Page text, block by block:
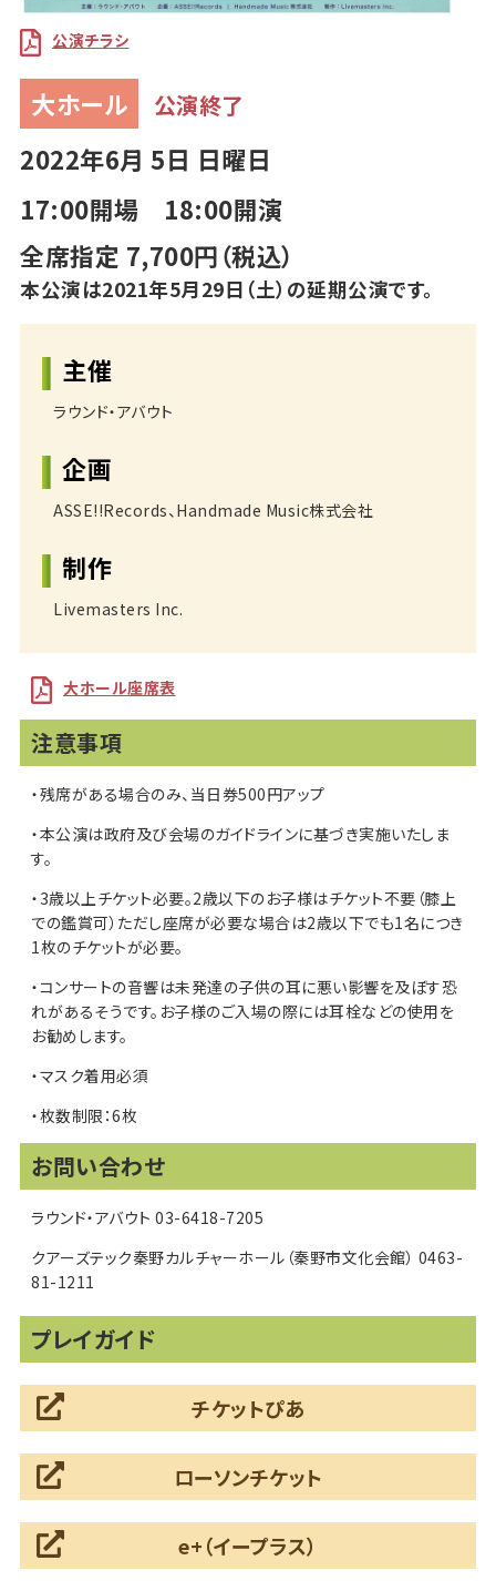
公演チラシ
大ホール 公演終了
2022年6月 5日 日曜日
17:00開場 18:00開演
全席指定 7,700円（税込）
本公演は2021年5月29日（土）の延期公演です。
主催
ラウンド・アバウト
企画
ASSE!!Records、Handmade Music株式会社
制作
Livemasters Inc.
大ホール座席表
注意事項
・残席がある場合のみ、当日券500円アップ
・本公演は政府及び会場のガイドラインに基づき実施いたしま
す。
・3歳以上チケット必要。2歳以下のお子様はチケット不要（膝上
での鑑賞可）ただし座席が必要な場合は2歳以下でも1名につき
1枚のチケットが必要。
・コンサートの音響は未発達の子供の耳に悪い影響を及ぼす恐
れがあるそうです。お子様のご入場の際には耳栓などの使用を
お勧めします。
・マスク着用必須
・枚数制限：6枚
お問い合わせ
ラウンド・アバウト 03-6418-7205
クアーズテック秦野カルチャーホール（秦野市文化会館） 0463-
81-1211
プレイガイド
チケットぴあ
ローソンチケット
e+（イープラス）